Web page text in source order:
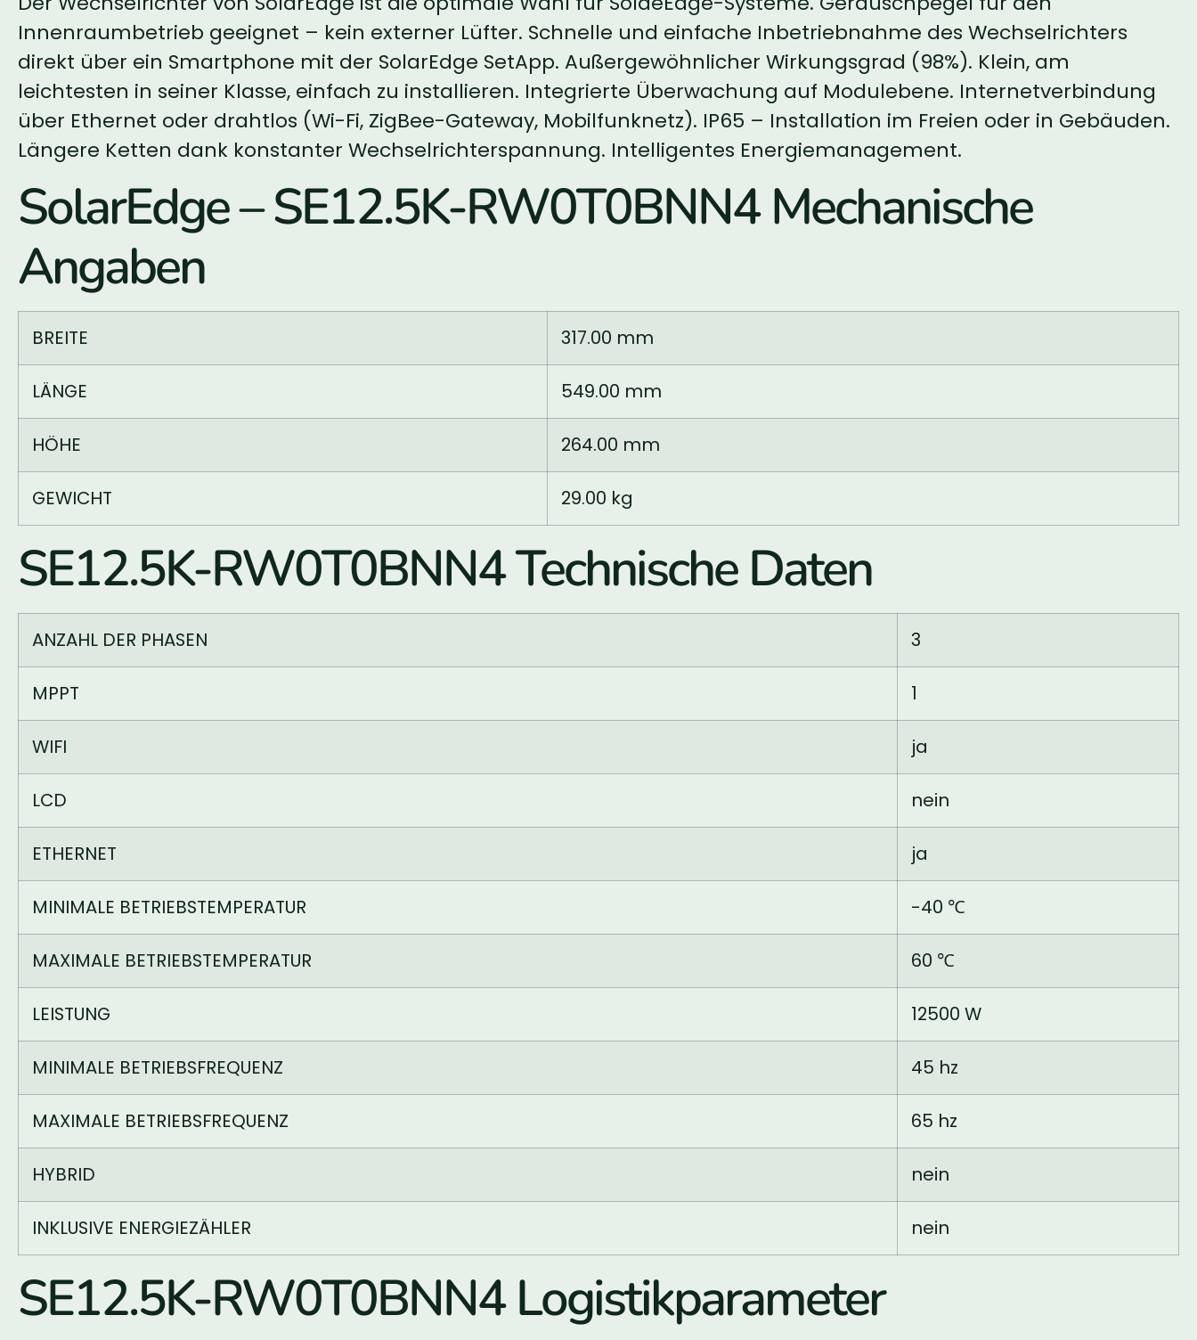
Innenraumbetrieb geeignet – kein externer Lüfter. Schnelle und einfache Inbetriebnahme des Wechselrichters
direkt über ein Smartphone mit der SolarEdge SetApp. Außergewöhnlicher Wirkungsgrad (98%). Klein, am
leichtesten in seiner Klasse, einfach zu installieren. Integrierte Überwachung auf Modulebene. Internetverbindung
über Ethernet oder drahtlos (Wi-Fi, ZigBee-Gateway, Mobilfunknetz). IP65 – Installation im Freien oder in Gebäuden.
Längere Ketten dank konstanter Wechselrichterspannung. Intelligentes Energiemanagement.
SolarEdge – SE12.5K-RW0T0BNN4 Mechanische
Angaben
BREITE 317.00 mm
LÄNGE 549.00 mm
HÖHE 264.00 mm
GEWICHT 29.00 kg
SE12.5K-RW0T0BNN4 Technische Daten
ANZAHL DER PHASEN 3
MPPT 1
WIFI ja
LCD nein
ETHERNET ja
MINIMALE BETRIEBSTEMPERATUR -40 ℃
MAXIMALE BETRIEBSTEMPERATUR 60 ℃
LEISTUNG 12500 W
MINIMALE BETRIEBSFREQUENZ 45 hz
MAXIMALE BETRIEBSFREQUENZ 65 hz
HYBRID nein
INKLUSIVE ENERGIEZÄHLER nein
SE12.5K-RW0T0BNN4 Logistikparameter